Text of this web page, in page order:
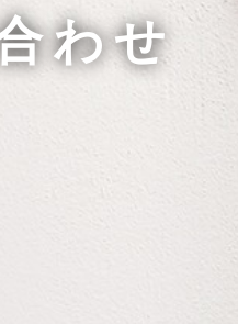
わせ